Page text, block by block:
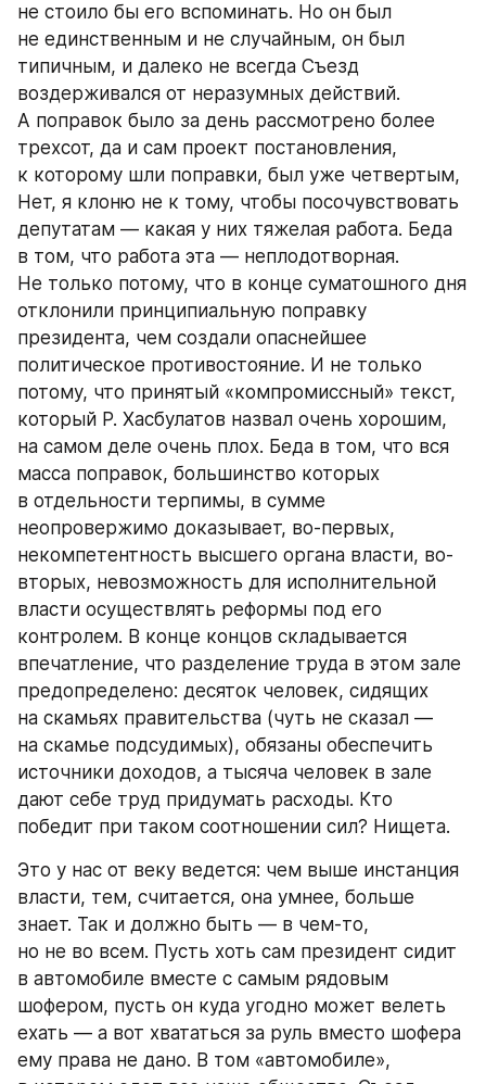
не стоило бы его вспоминать. Но он был
не единственным и не случайным, он был
типичным, и далеко не всегда Съезд
воздерживался от неразумных действий.
А поправок было за день рассмотрено более
трехсот, да и сам проект постановления,
к которому шли поправки, был уже четвертым,
Нет, я клоню не к тому, чтобы посочувствовать
депутатам — какая у них тяжелая работа. Беда
в том, что работа эта — неплодотворная.
Не только потому, что в конце суматошного дня
отклонили принципиальную поправку
президента, чем создали опаснейшее
политическое противостояние. И не только
потому, что принятый «компромиссный» текст,
который Р. Хасбулатов назвал очень хорошим,
на самом деле очень плох. Беда в том, что вся
масса поправок, большинство которых
в отдельности терпимы, в сумме
неопровержимо доказывает, во-первых,
некомпетентность высшего органа власти, во-
вторых, невозможность для исполнительной
власти осуществлять реформы под его
контролем. В конце концов складывается
впечатление, что разделение труда в этом зале
предопределено: десяток человек, сидящих
на скамьях правительства (чуть не сказал —
на скамье подсудимых), обязаны обеспечить
источники доходов, а тысяча человек в зале
дают себе труд придумать расходы. Кто
победит при таком соотношении сил? Нищета.
Это у нас от веку ведется: чем выше инстанция
власти, тем, считается, она умнее, больше
знает. Так и должно быть — в чем-то,
но не во всем. Пусть хоть сам президент сидит
в автомобиле вместе с самым рядовым
шофером, пусть он куда угодно может велеть
ехать — а вот хвататься за руль вместо шофера
ему права не дано. В том «автомобиле»,